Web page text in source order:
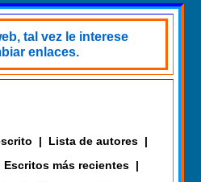
tal vez le interese
enlaces.
| Lista de autores |
Escritos más recientes |